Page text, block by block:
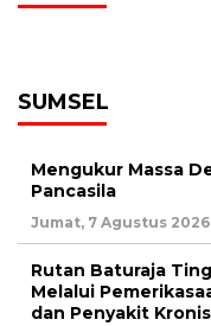
SUMSEL
Mengukur Massa
Pancasila
Jumat, 7 Agustus 2026
Rutan Baturaja
Melalui
dan Penyakit Kronis